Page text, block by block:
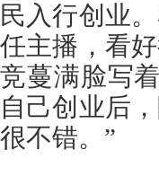
民入行创业
任主播，看
竞蔓满脸写
自己创业后
很不错。”